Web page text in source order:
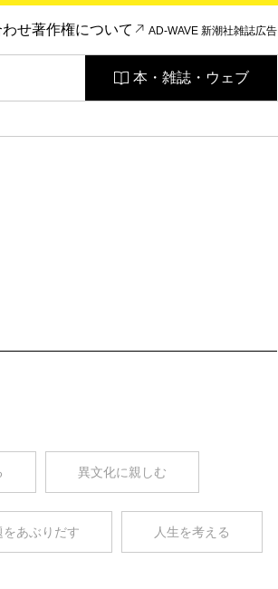
わせ著作権について AD-WAVE 新潮社雑誌広告
本・雑誌・ウェブ
異文化に親しむ
あぶりだす 人生を考える